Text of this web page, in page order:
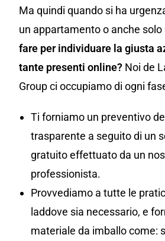
Ma quindi quando si ha
un appartamento o anche solo
fare per individuare la giusta
tante presenti online? Noi de
Group ci occupiamo di ogni
Ti forniamo un preventivo
trasparente a seguito di un
gratuito effettuato da un
professionista.
Provvediamo a tutte le
laddove sia necessario, e
materiale da imballo come: